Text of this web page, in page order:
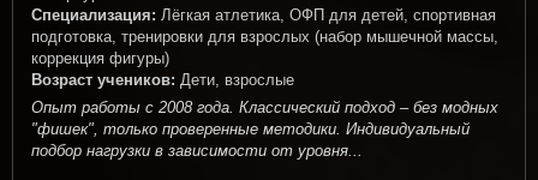
Специализация: Лёгкая атлетика, ОФП для детей, спортивная
подготовка, тренировки для взрослых (набор мышечной массы,
коррекция фигуры)
Возраст учеников: Дети, взрослые
Опыт работы с 2008 года. Классический подход – без модных
"фишек", только проверенные методики. Индивидуальный
подбор нагрузки в зависимости от уровня...